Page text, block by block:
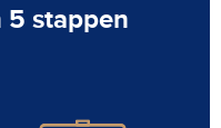
5 stappen